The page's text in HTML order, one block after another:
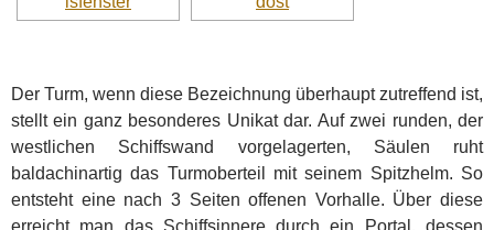
Der Turm, wenn diese Bezeichnung überhaupt zutreffend ist,
stellt ein ganz besonderes Unikat dar. Auf zwei runden, der
westlichen Schiffswand vorgelagerten, Säulen ruht
baldachinartig das Turmoberteil mit seinem Spitzhelm. So
entsteht eine nach 3 Seiten offenen Vorhalle. Über diese
erreicht man das Schiffsinnere durch ein Portal, dessen